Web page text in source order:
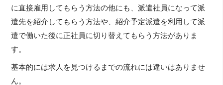
に直接雇用してもらう方法の他にも、派遣社員になって派
遣先を紹介してもらう方法や、紹介予定派遣を利用して派
遣で働いた後に正社員に切り替えてもらう方法がありま
す。
基本的には求人を見つけるまでの流れには違いはありませ
ん。